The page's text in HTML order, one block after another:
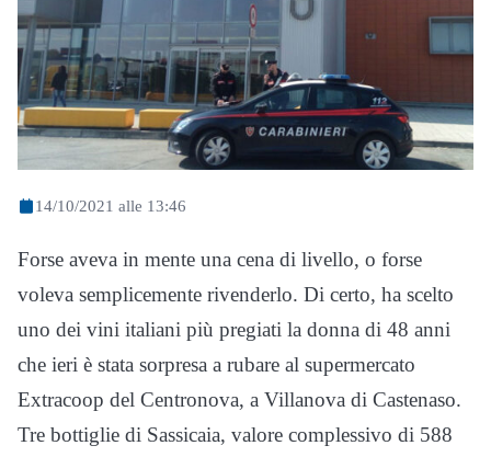
14/10/2021 alle 13:46
Forse aveva in mente una cena di livello, o forse
voleva semplicemente rivenderlo. Di certo, ha scelto
uno dei vini italiani più pregiati la donna di 48 anni
che ieri è stata sorpresa a rubare al supermercato
Extracoop del Centronova, a Villanova di Castenaso.
Tre bottiglie di Sassicaia, valore complessivo di 588